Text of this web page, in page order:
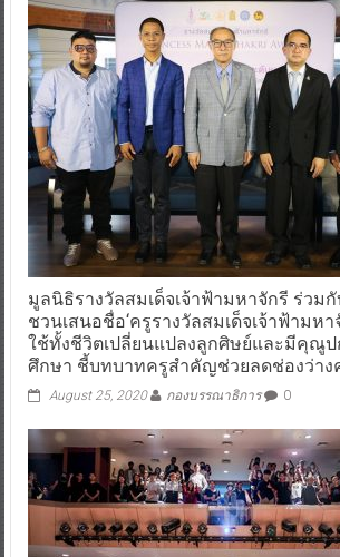
มูลนิธิรางวัลสมเด็จเจ้าฟ้ามหาจักรี ร่วม
ชวนเสนอชื่อ‘ครูรางวัลสมเด็จเจ้าฟ้ามหา
ใช้ทั้งชีวิตเปลี่ยนแปลงลูกศิษย์และมีคุณูป
ศึกษา ชี้บทบาทครูสำคัญช่วยลดช่องว่าง
August 25, 2020 กองบรรณาธิการ 0